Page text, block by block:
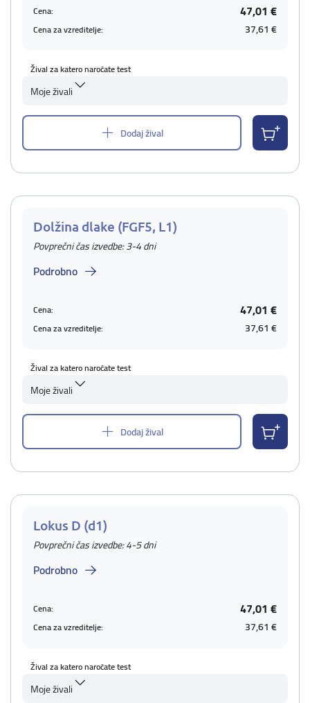
Cena: 47,01 €
Cena za vzreditelje: 37,61 €
Žival za katero naročate test
Moje živali
Dodaj žival
Dolžina dlake (FGF5, L1)
Povprečni čas izvedbe: 3-4 dni
Podrobno
Cena: 47,01 €
Cena za vzreditelje: 37,61 €
Žival za katero naročate test
Moje živali
Dodaj žival
Lokus D (d1)
Povprečni čas izvedbe: 4-5 dni
Podrobno
Cena: 47,01 €
Cena za vzreditelje: 37,61 €
Žival za katero naročate test
Moje živali